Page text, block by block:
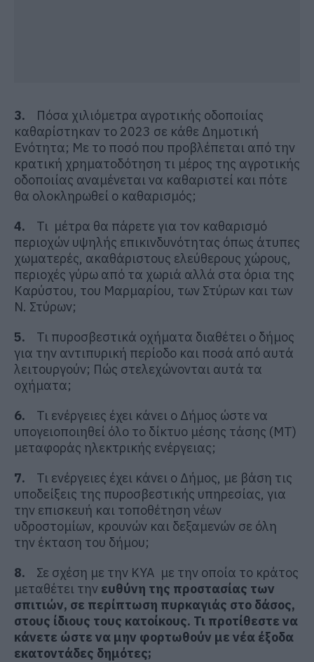
3. Πόσα χιλιόμετρα αγροτικής οδοποιίας
καθαρίστηκαν το 2023 σε κάθε Δημοτική
Ενότητα; Με το ποσό που προβλέπεται από την
κρατική χρηματοδότηση τι μέρος της αγροτικής
οδοποιίας αναμένεται να καθαριστεί και πότε
θα ολοκληρωθεί ο καθαρισμός;
4. Τι μέτρα θα πάρετε για τον καθαρισμό
περιοχών υψηλής επικινδυνότητας όπως άτυπες
χωματερές, ακαθάριστους ελεύθερους χώρους,
περιοχές γύρω από τα χωριά αλλά στα όρια της
Καρύστου, του Μαρμαρίου, των Στύρων και των
Ν. Στύρων;
5. Τι πυροσβεστικά οχήματα διαθέτει ο δήμος
για την αντιπυρική περίοδο και ποσά από αυτά
λειτουργούν; Πώς στελεχώνονται αυτά τα
οχήματα;
6. Τι ενέργειες έχει κάνει ο Δήμος ώστε να
υπογειοποιηθεί όλο το δίκτυο μέσης τάσης (ΜΤ)
μεταφοράς ηλεκτρικής ενέργειας;
7. Τι ενέργειες έχει κάνει ο Δήμος, με βάση τις
υποδείξεις της πυροσβεστικής υπηρεσίας, για
την επισκευή και τοποθέτηση νέων
υδροστομίων, κρουνών και δεξαμενών σε όλη
την έκταση του δήμου;
8. Σε σχέση με την ΚΥΑ με την οποία το κράτος
μεταθέτει την ευθύνη της προστασίας των
σπιτιών, σε περίπτωση πυρκαγιάς στο δάσος,
στους ίδιους τους κατοίκους. Τι προτίθεστε να
κάνετε ώστε να μην φορτωθούν με νέα έξοδα
εκατοντάδες δημότες;